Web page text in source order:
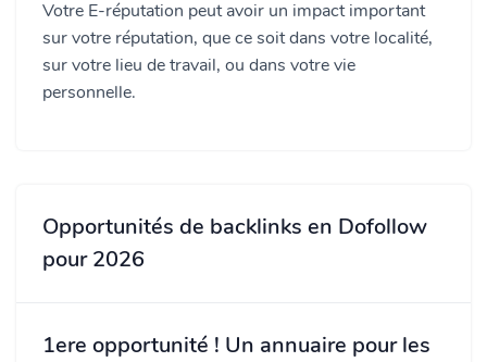
Votre E-réputation peut avoir un impact important
sur votre réputation, que ce soit dans votre localité,
sur votre lieu de travail, ou dans votre vie
personnelle.
Opportunités de backlinks en Dofollow
pour 2026
1ere opportunité ! Un annuaire pour les